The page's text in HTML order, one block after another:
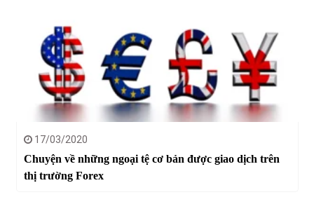
17/03/2020
Chuyện về những ngoại tệ cơ bản được giao dịch trên
thị trường Forex